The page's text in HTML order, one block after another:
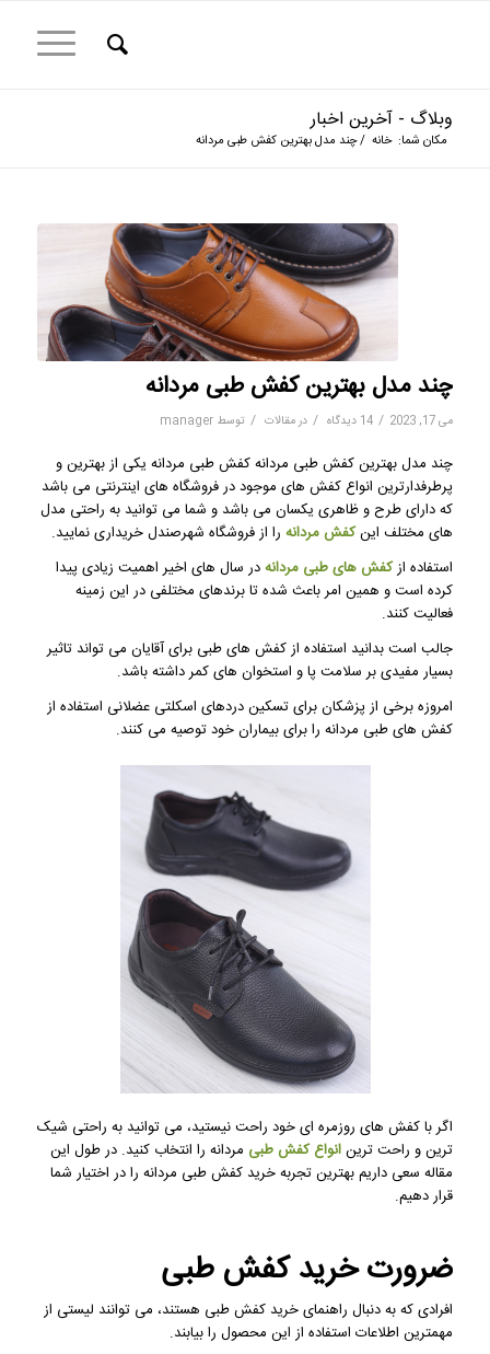
وبلاگ - آخرین اخبار
مکان شما: خانه /چند مدل بهترین کفش طبی مردانه
چند مدل بهترین کفش طبی مردانه
می 17, 2023 / 14 دیدگاه / درمقالات / توسط manager
چند مدل بهترین کفش طبی مردانه کفش طبی مردانه یکی از بهترین و
پرطرفدارترین انواع کفش های موجود در فروشگاه های اینترنتی می باشد
که دارای طرح و ظاهری یکسان می باشد و شما می توانید به راحتی مدل
های مختلف اینکفش مردانهرا از فروشگاه شهرصندل خریداری نمایید.
استفاده ازکفش های طبی مردانهدر سال های اخیر اهمیت زیادی پیدا
کرده است و همین امر باعث شده تا برندهای مختلفی در این زمینه
فعالیت کنند.
جالب است بدانید استفاده از کفش های طبی برای آقایان می تواند تاثیر
بسیار مفیدی بر سلامت پا و استخوان های کمر داشته باشد.
امروزه برخی از پزشکان برای تسکین دردهای اسکلتی عضلانی استفاده از
کفش های طبی مردانه را برای بیماران خود توصیه می کنند.
اگر با کفش های روزمره ای خود راحت نیستید، می توانید به راحتی شیک
ترین و راحت ترینانواع کفش طبی مردانه را انتخاب کنید. در طول این
مقاله سعی داریم بهترین تجربه خرید کفش طبی مردانه را در اختیار شما
قرار دهیم.
ضرورت خرید کفش طبی
افرادی که به دنبال راهنمای خرید کفش طبی هستند، می توانند لیستی از
مهمترین اطلاعات استفاده از این محصول را بیابند.